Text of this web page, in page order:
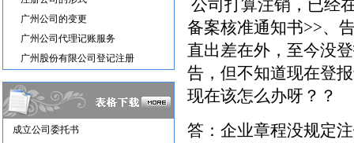
广州公司的变更
广州公司代理记账服务
广州股份有限公司登记注册
成立公司委托书
公司打算注销，已经
备案核准通知书>>、
直出差在外，至今没
告，但不知道现在登
现在该怎么办呀？？
答：企业章程没规定